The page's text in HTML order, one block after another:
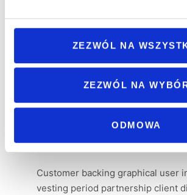
ZEZWÓL NA
ZEZWÓL NA
ODMOWA
Customer backing graphical user
vesting period partnership client